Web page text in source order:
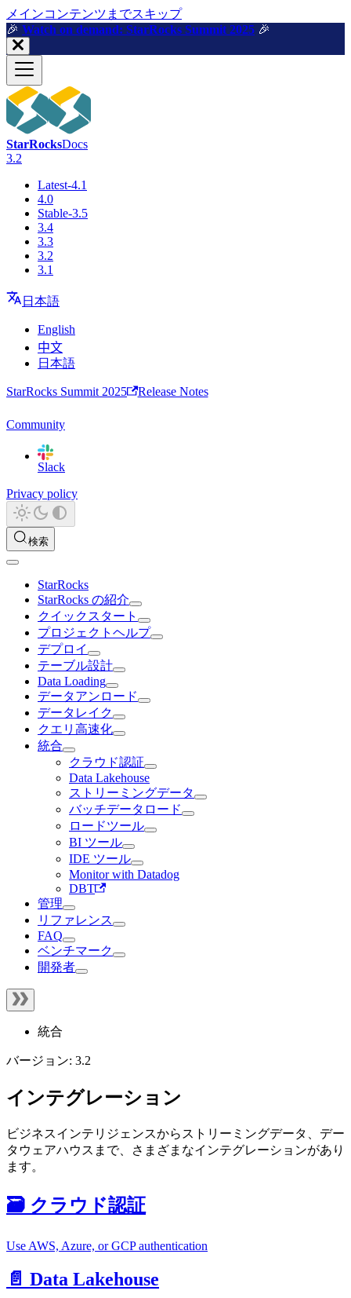
メインコンテンツまでスキップ
🎉️ Watch on demand: StarRocks Summit 2025 🎉️
StarRocksDocs
3.2
Latest-4.1
4.0
Stable-3.5
3.4
3.3
3.2
3.1
日本語
English
中文
日本語
StarRocks Summit 2025 Release Notes
Community
Slack
Privacy policy
検索
StarRocks
StarRocks の紹介
クイックスタート
プロジェクトヘルプ
デプロイ
テーブル設計
Data Loading
データアンロード
データレイク
クエリ高速化
統合
クラウド認証
Data Lakehouse
ストリーミングデータ
バッチデータロード
ロードツール
BI ツール
IDE ツール
Monitor with Datadog
DBT
管理
リファレンス
FAQ
ベンチマーク
開発者
統合
バージョン: 3.2
インテグレーション
ビジネスインテリジェンスからストリーミングデータ、デー
タウェアハウスまで、さまざまなインテグレーションがあり
ます。
🗃️ クラウド認証
Use AWS, Azure, or GCP authentication
📄️ Data Lakehouse